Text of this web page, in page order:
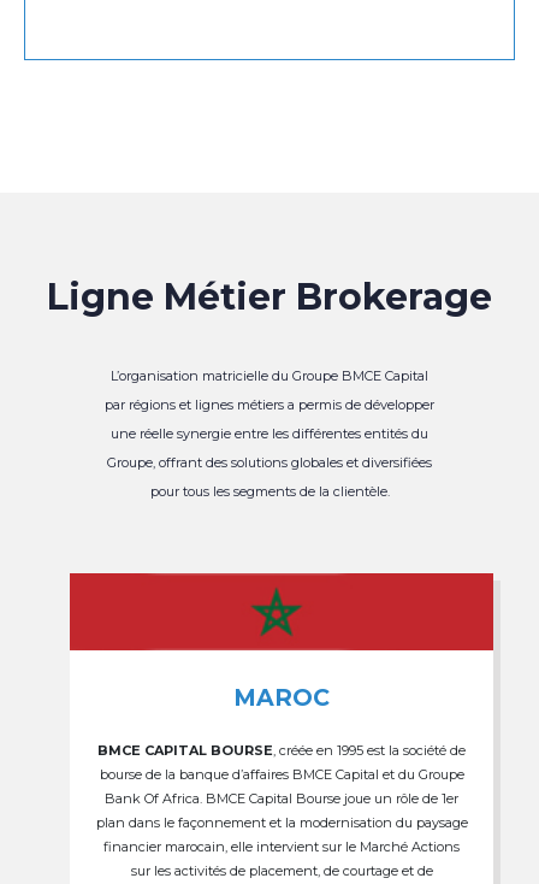
Ligne Métier Brokerage
L’organisation matricielle du Groupe BMCE Capital
par régions et lignes métiers a permis de développer
une réelle synergie entre les différentes entités du
Groupe, offrant des solutions globales et diversifiées
pour tous les segments de la clientèle.
MAROC
BMCE CAPITAL BOURSE , créée en 1995 est la société de
bourse de la banque d’affaires BMCE Capital et du Groupe
Bank Of Africa. BMCE Capital Bourse joue un rôle de 1er
plan dans le façonnement et la modernisation du paysage
financier marocain, elle intervient sur le Marché Actions
sur les activités de placement, de courtage et de